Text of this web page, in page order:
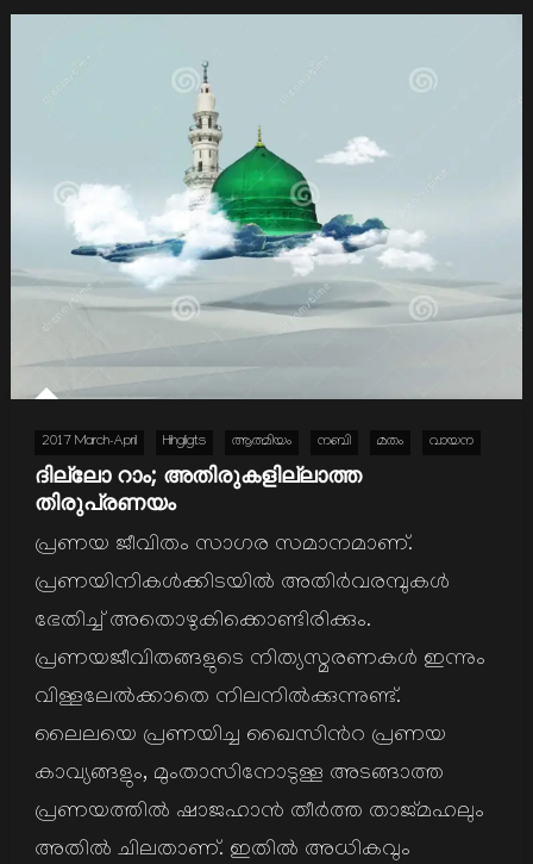
2017 March-April Hihgligts ആത്മിയം നബി മതം വായന
ദില്ലോ റാം; അതിരുകളില്ലാത്ത
തിരുപ്രണയം
പ്രണയ ജീവിതം സാഗര സമാനമാണ്.
പ്രണയിനികള്‍ക്കിടയില്‍ അതിര്‍വരമ്പുകള്‍
ഭേതിച്ച് അതൊഴുകിക്കൊണ്ടിരിക്കും.
പ്രണയജീവിതങ്ങളുടെ നിത്യസ്മരണകള്‍ ഇന്നും
വിള്ളലേല്‍ക്കാതെ നിലനില്‍ക്കുന്നുണ്ട്.
ലൈലയെ പ്രണയിച്ച ഖൈസിന്‍റ പ്രണയ
കാവ്യങ്ങളും, മുംതാസിനോടുള്ള അടങ്ങാത്ത
പ്രണയത്തില്‍ ഷാജഹാന്‍ തീര്‍ത്ത താജ്മഹലും
അതില്‍ ചിലതാണ്. ഇതില്‍ അധികവും